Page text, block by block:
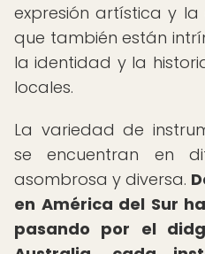
expresión artística y la
que también están
la identidad y la
locales.
La variedad de
se encuentran en
asombrosa y diversa.
en América del Sur
pasando por el